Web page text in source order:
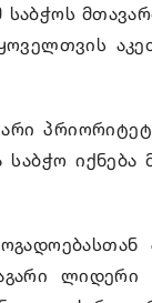
იქნება
ლიდერი